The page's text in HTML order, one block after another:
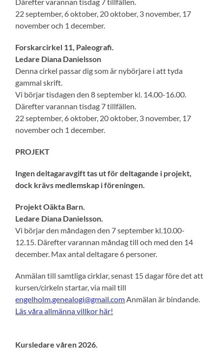
22 september, 6 oktober, 20 oktober, 3 november, 17
november och 1 december.
Forskarcirkel 11, Paleografi.
Ledare Diana Danielsson
Denna cirkel passar dig som är nybörjare i att tyda
gammal skrift.
Vi börjar tisdagen den 8 september kl. 14.00-16.00.
Därefter varannan tisdag 7 tillfällen.
22 september, 6 oktober, 20 oktober, 3 november, 17
november och 1 december.
PROJEKT
Ingen deltagaravgift tas ut för deltagande i projekt,
dock krävs medlemskap i föreningen.
Projekt Oäkta Barn.
Ledare Diana Danielsson.
Vi börjar den måndagen den 7 september kl.10.00-
12.15. Därefter varannan måndag till och med den 14
december. Max antal deltagare 6 personer.
Anmälan till samtliga cirklar, senast 15 dagar före det att
kursen/cirkeln startar, via mail till
engelholm.genealogi@gmail.comAnmälan är bindande.
Läs våra allmänna villkor här!
Kursledare våren 2026.